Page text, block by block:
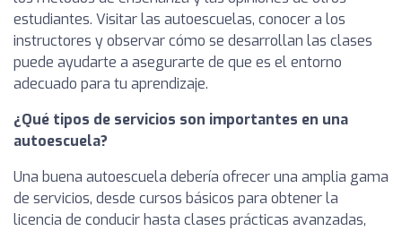
estudiantes. Visitar las autoescuelas, conocer a los
instructores y observar cómo se desarrollan las clases
puede ayudarte a asegurarte de que es el entorno
adecuado para tu aprendizaje.
¿Qué tipos de servicios son importantes en una
autoescuela?
Una buena autoescuela debería ofrecer una amplia gama
de servicios, desde cursos básicos para obtener la
licencia de conducir hasta clases prácticas avanzadas,